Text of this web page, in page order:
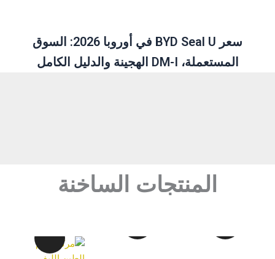
سعر BYD Seal U في أوروبا 2026: السوق
المستعملة، DM-I الهجينة والدليل الكامل
المنتجات الساخنة